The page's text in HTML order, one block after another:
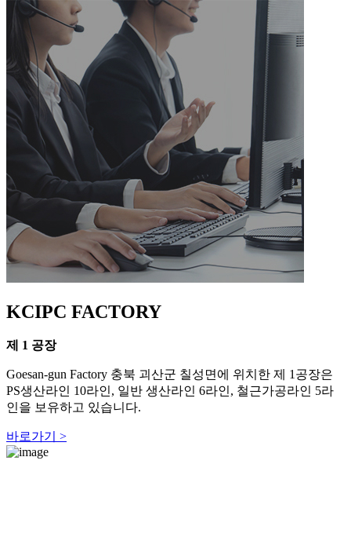
KCIPC FACTORY
제 1 공장
Goesan-gun Factory 충북 괴산군 칠성면에 위치한 제 1공장은
PS생산라인 10라인, 일반 생산라인 6라인, 철근가공라인 5라
인을 보유하고 있습니다.
바로가기 >